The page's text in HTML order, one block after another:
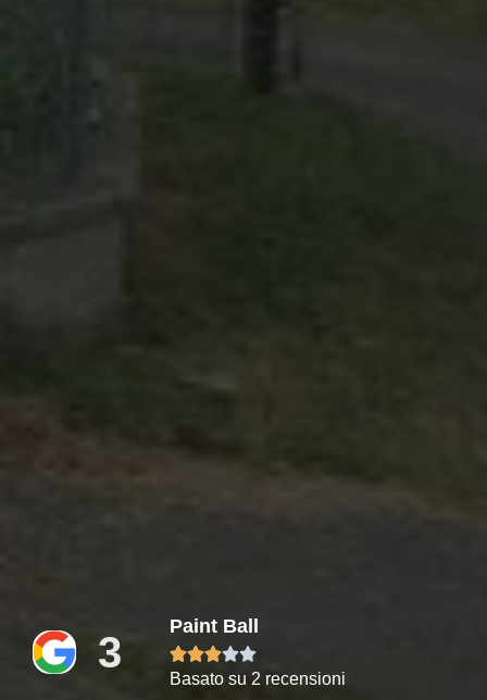
3
Paint Ball

Basato su 2 recensioni